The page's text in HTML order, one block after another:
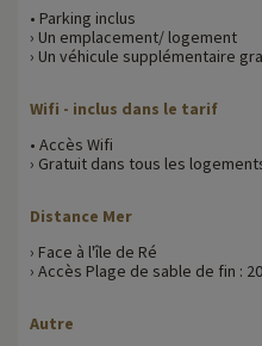
• Parking inclus
› Un emplacement/ logement
› Un véhicule supplémentaire
Wifi - inclus dans le tarif
• Accès Wifi
› Gratuit dans tous les
Distance Mer
› Face à l'île de Ré
› Accès Plage de sable de fin :
Autre